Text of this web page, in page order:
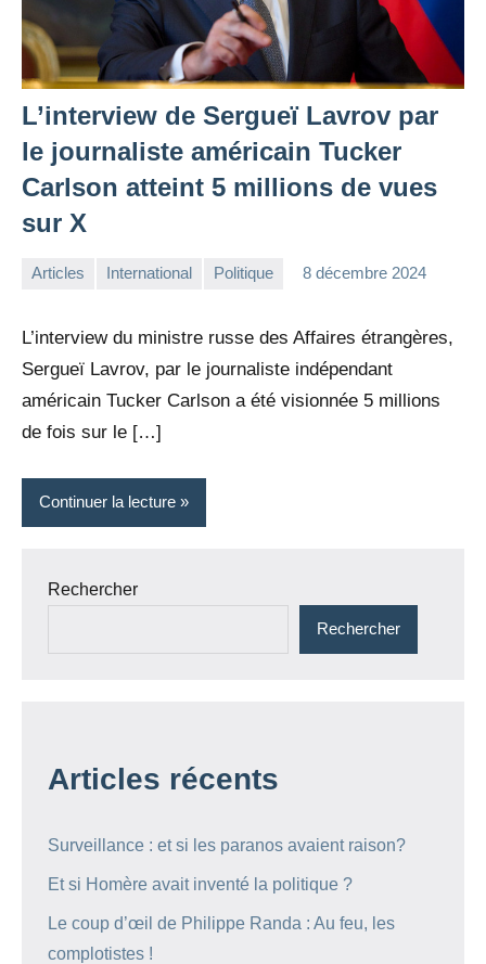
L’interview de Sergueï Lavrov par
le journaliste américain Tucker
Carlson atteint 5 millions de vues
sur X
Articles International Politique 8 décembre 2024
L’interview du ministre russe des Affaires étrangères,
Sergueï Lavrov, par le journaliste indépendant
américain Tucker Carlson a été visionnée 5 millions
de fois sur le […]
Continuer la lecture
Rechercher
Rechercher
Articles récents
Surveillance : et si les paranos avaient raison?
Et si Homère avait inventé la politique ?
Le coup d’œil de Philippe Randa : Au feu, les
complotistes !